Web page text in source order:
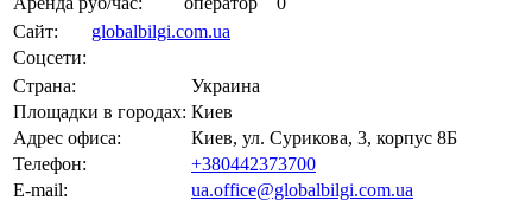
Сайт:
globalbilgi.com.ua
Соцсети:
Страна:
Украина
Площадки в городах: Киев
Адрес офиса:
Киев, ул. Сурикова, 3, корпус 8Б
Телефон:
+380442373700
E-mail:
ua.office@globalbilgi.com.ua